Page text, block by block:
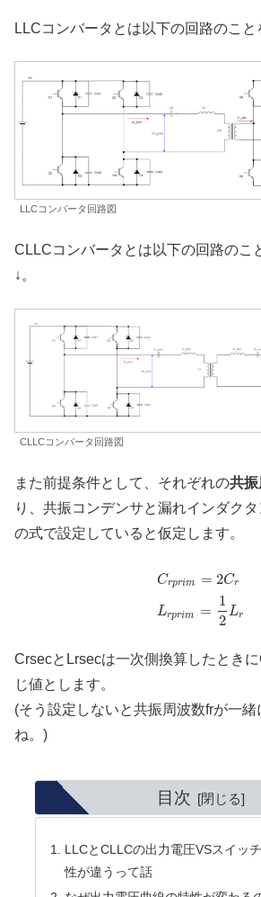
LLCコンバータとは以下の回路のこと
LLCコンバータ回路図
CLLCコンバータとは以下の回路のこ
↓。
CLLCコンバータ回路図
また前提条件として、それぞれの共振
り、共振コンデンサと漏れインダク
の式で設定していると仮定します。
Crprim = 2Cr
Lrprim =
1
2
Lr
CrsecとLrsecは一次側換算したとき
じ値とします。
(そう設定しないと共振周波数frが一
ね。)
目次
LLCとCLLCの出力電圧VSスイッ
性が違うって話